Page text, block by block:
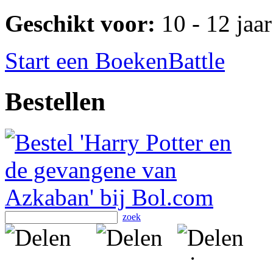
Geschikt voor: 10 - 12 jaar
Start een BoekenBattle
Bestellen
zoek